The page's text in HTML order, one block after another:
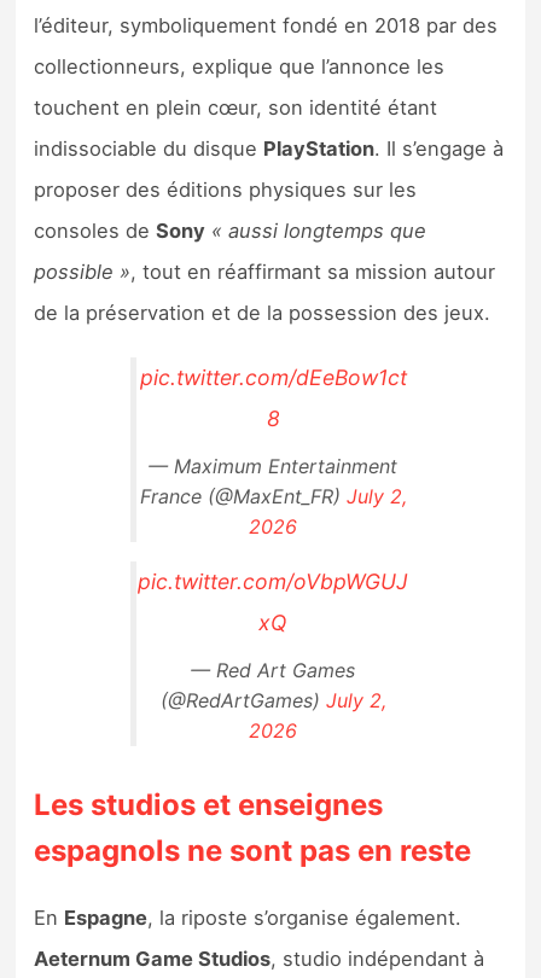
l’éditeur, symboliquement fondé en 2018 par des
collectionneurs, explique que l’annonce les
touchent en plein cœur, son identité étant
indissociable du disque PlayStation. Il s’engage à
proposer des éditions physiques sur les
consoles deSony « aussi longtemps que
possible », tout en réaffirmant sa mission autour
de la préservation et de la possession des jeux.
pic.twitter.com/dEeBow1ct
8
— Maximum Entertainment
France (@MaxEnt_FR) July 2,
2026
pic.twitter.com/oVbpWGUJ
xQ
— Red Art Games
(@RedArtGames) July 2,
2026
Les studios et enseignes
espagnols ne sont pas en reste
En Espagne, la riposte s’organise également.
Aeternum Game Studios, studio indépendant à